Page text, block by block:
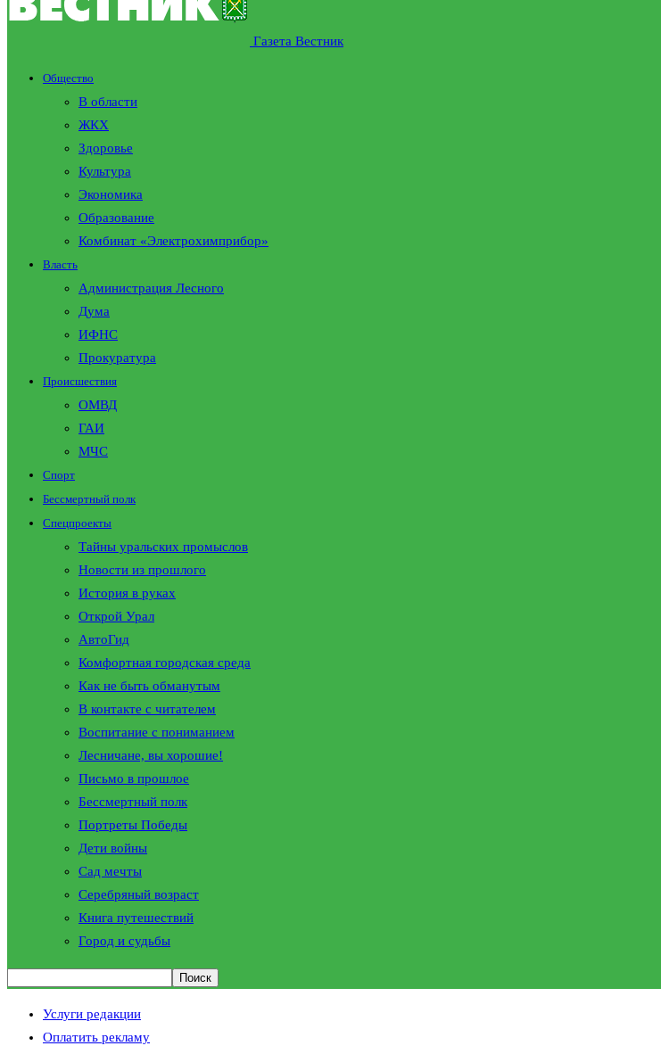
Газета Вестник
Общество
В области
ЖКХ
Здоровье
Культура
Экономика
Образование
Комбинат «Электрохимприбор»
Власть
Администрация Лесного
Дума
ИФНС
Прокуратура
Происшествия
ОМВД
ГАИ
МЧС
Спорт
Бессмертный полк
Спецпроекты
Тайны уральских промыслов
Новости из прошлого
История в руках
Открой Урал
АвтоГид
Комфортная городская среда
Как не быть обманутым
В контакте с читателем
Воспитание с пониманием
Лесничане, вы хорошие!
Письмо в прошлое
Бессмертный полк
Портреты Победы
Дети войны
Сад мечты
Серебряный возраст
Книга путешествий
Город и судьбы
Услуги редакции
Оплатить рекламу